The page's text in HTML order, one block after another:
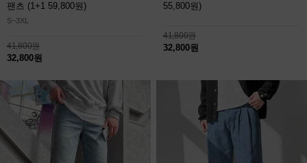
팬츠 (1+1 59,800원)
S~3XL
41,800원
32,800원
55,800원)
41,800원
32,800원